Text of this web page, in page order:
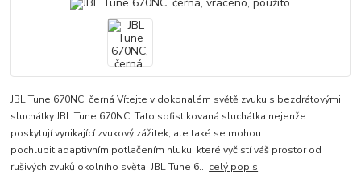
JBL Tune 670NC, černá Vítejte v dokonalém světě zvuku s bezdrátovými
sluchátky JBL Tune 670NC. Tato sofistikovaná sluchátka nejenže
poskytují vynikající zvukový zážitek, ale také se mohou
pochlubit adaptivním potlačením hluku, které vyčistí váš prostor od
rušivých zvuků okolního světa. JBL Tune 6... celý popis